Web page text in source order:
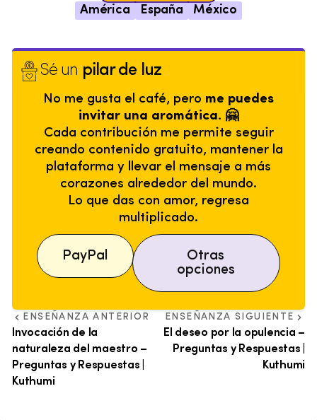
América España México
Sé un pilar de luz
No me gusta el café, pero me puedes
invitar una aromática. 🤗
Cada contribución me permite seguir
creando contenido gratuito, mantener la
plataforma y llevar el mensaje a más
corazones alrededor del mundo.
Lo que das con amor, regresa
multiplicado.
PayPal
Otras
opciones
ENSEÑANZA ANTERIOR
Invocación de la
naturaleza del maestro –
Preguntas y Respuestas |
Kuthumi
ENSEÑANZA SIGUIENTE
El deseo por la opulencia –
Preguntas y Respuestas |
Kuthumi